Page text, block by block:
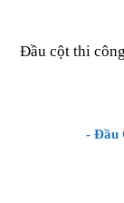
Đầu cột thi
- Đầu